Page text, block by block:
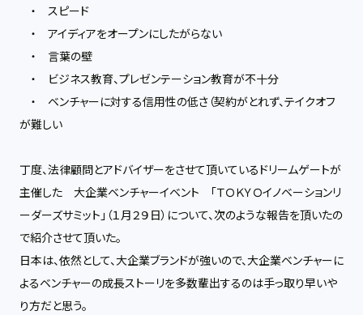
・ スピード
・ アイディアをオープンにしたがらない
・ 言葉の壁
・ ビジネス教育、プレゼンテーション教育が不十分
・ ベンチャーに対する信用性の低さ（契約がとれず、テイクオフ
が難しい
丁度、法律顧問とアドバイザーをさせて頂いているドリームゲートが
主催した 大企業ベンチャーイベント 「ＴＯＫＹＯイノベーションリ
ーダーズサミット」（１月２９日）について、次のような報告を頂いたの
で紹介させて頂いた。
日本は、依然として、大企業ブランドが強いので、大企業ベンチャーに
よるベンチャーの成長ストーリを多数輩出するのは手っ取り早いや
り方だと思う。